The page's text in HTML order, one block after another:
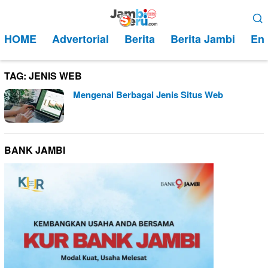
kontenMobile
HOME Advertorial Berita Berita Jambi
TAG: JENIS WEB
Mengenal Berbagai Jenis Situs Web
BANK JAMBI